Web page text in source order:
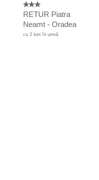
RETUR Piatra
Neamt - Oradea
cu 2 luni în urmă